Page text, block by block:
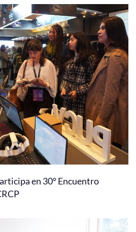
en 30° Encuentro